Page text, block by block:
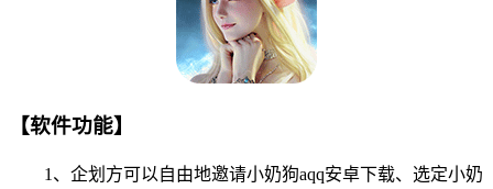
【软件功能】
1、企划方可以自由地邀请小奶狗aqq安卓下载、选定小奶